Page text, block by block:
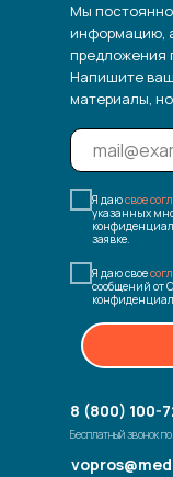
Мы
информацию,
предложения
Напишите
материалы,
Я даюсвое
указанных
заявке.
Я даю свое
сообщений от
8 (800) 100-
Бесплатный звонок